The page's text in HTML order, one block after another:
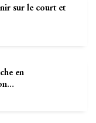
sur le court et
en